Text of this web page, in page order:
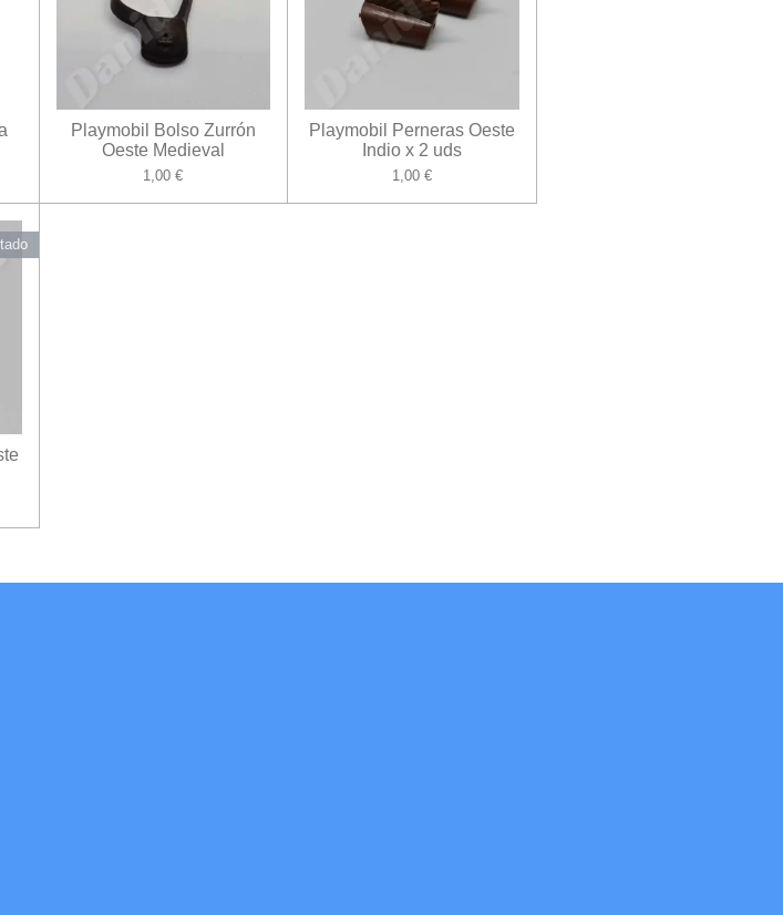
Playmobil Bolso Zurrón
Oeste Medieval
1,00 €
Playmobil Perneras Oeste
Indio x 2 uds
1,00 €